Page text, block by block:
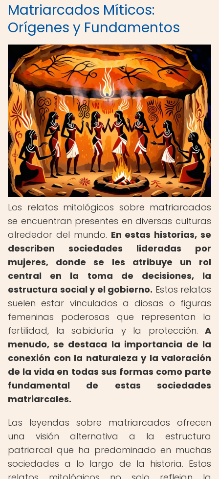
Matriarcados Míticos:
Orígenes y Fundamentos
Los relatos mitológicos sobre matriarcados
se encuentran presentes en diversas culturas
alrededor del mundo. En estas historias, se
describen sociedades lideradas por
mujeres, donde se les atribuye un rol
central en la toma de decisiones, la
estructura social y el gobierno. Estos relatos
suelen estar vinculados a diosas o figuras
femeninas poderosas que representan la
fertilidad, la sabiduría y la protección. A
menudo, se destaca la importancia de la
conexión con la naturaleza y la valoración
de la vida en todas sus formas como parte
fundamental de estas sociedades
matriarcales.
Las leyendas sobre matriarcados ofrecen
una visión alternativa a la estructura
patriarcal que ha predominado en muchas
sociedades a lo largo de la historia. Estos